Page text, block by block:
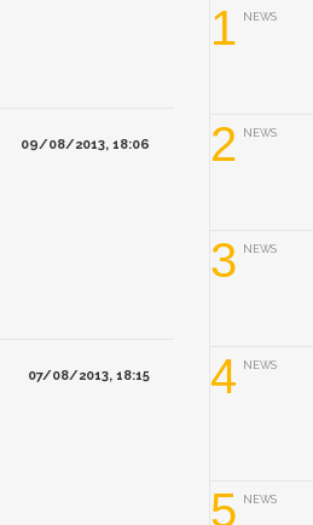
09/08/2013, 18:06
07/08/2013, 18:15
1 NEWS
2 NEWS
3 NEWS
4 NEWS
5 NEWS